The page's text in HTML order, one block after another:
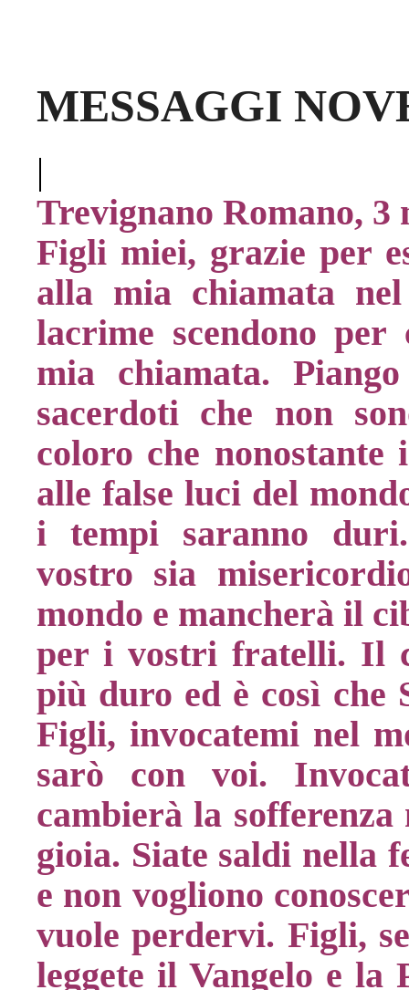
MESSAGGI
|
Trevignano Romano, 3
Figli miei, grazie per
alla mia chiamata
lacrime scendono
mia chiamata.
sacerdoti che non
coloro che nonostante
alle false luci del
i tempi saranno
vostro sia
mondo e mancherà il
per i vostri fratelli. Il
più duro ed è così che
Figli, invocatemi nel
sarò con voi.
cambierà la
gioia. Siate saldi nella
e non vogliono
vuole perdervi. Figli,
leggete il Vangelo e